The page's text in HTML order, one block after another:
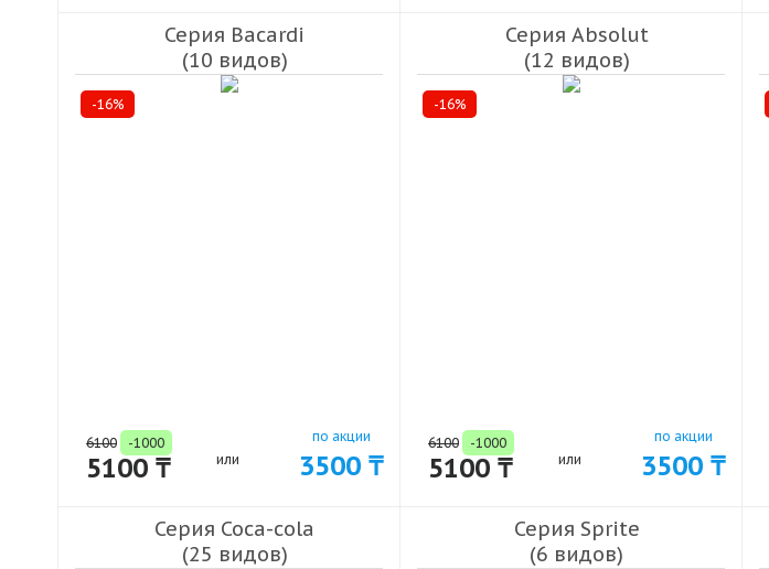
Серия Bacardi
(10 видов)
-16%
6100 -1000
5100 ₸ или
по акции
3500 ₸
Серия Absolut
(12 видов)
-16%
6100 -1000
5100 ₸ или
по акции
3500 ₸
Серия Coca-cola
(25 видов)
Серия Sprite
(6 видов)